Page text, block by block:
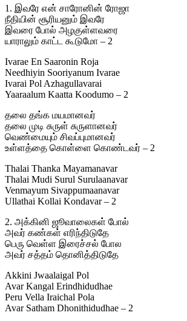
1. இவரே என் சாரோனின் ரோஜா
நீதியின் சூரியனும் இவரே
இவரை போல் அழகுள்ளவரை
யாராலும் காட்ட கூடுமோ – 2
Ivarae En Saaronin Roja
Needhiyin Sooriyanum Ivarae
Ivarai Pol Azhagullavarai
Yaaraalum Kaatta Koodumo – 2
தலை தங்க மயமானவர்
தலை முடி சுருள் சுருளானவர்
வெண்மையும் சிவப்புமானவர்
உள்ளத்தை கொள்ளை கொண்டவர் – 2
Thalai Thanka Mayamanavar
Thalai Mudi Surul Surulaanavar
Venmayum Sivappumaanavar
Ullathai Kollai Kondavar – 2
2. அக்கினி ஜூவாலைகள் போல்
அவர் கண்கள் எரிந்திடுதே
பெரு வெள்ள இரைச்சல் போல
அவர் சத்தம் தொனித்திடுதே
Akkini Jwaalaigal Pol
Avar Kangal Erindhidudhae
Peru Vella Iraichal Pola
Avar Satham Dhonithidudhae – 2